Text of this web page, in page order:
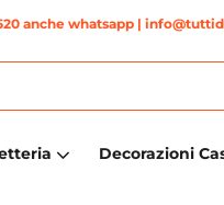
anche whatsapp|
Decorazioni